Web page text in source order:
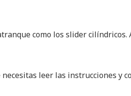
como los slider cilíndricos.
leer las instrucciones y